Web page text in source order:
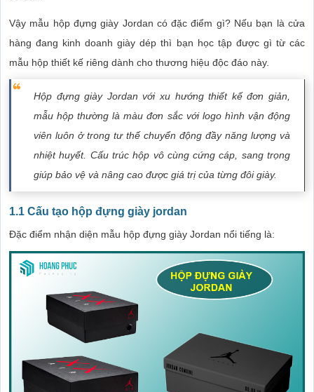
Vậy mẫu hộp đựng giày Jordan có đặc điểm gì? Nếu bạn là cửa
hàng đang kinh doanh giày dép thì bạn học tập được gì từ các
mẫu hộp thiết kế riêng dành cho thương hiệu độc đáo này.
Hộp đựng giày Jordan với xu hướng thiết kế đơn giản,
mẫu hộp thường là màu đơn sắc với logo hình vận động
viên luôn ở trong tư thế chuyển động đầy năng lượng và
nhiệt huyết. Cấu trúc hộp vô cùng cứng cáp, sang trọng
giúp bảo vệ và nâng cao được giá trị của từng đôi giày.
1.1 Cấu tạo hộp đựng giày jordan
Đặc điểm nhận diện mẫu hộp đựng giày Jordan nổi tiếng là: